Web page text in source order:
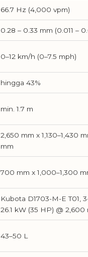
66.7 Hz (4,000 vpm)
0.28 – 0.33 mm (0.011 –
0–12 km/h (0–7.5 mph)
hingga 43%
min. 1.7 m
2,650 mm x 1,130–1,430
mm
700 mm x 1,000–1,300
Kubota D1703-M-E T01,
26.1 kW (35 HP) @ 2,600
43–50 L